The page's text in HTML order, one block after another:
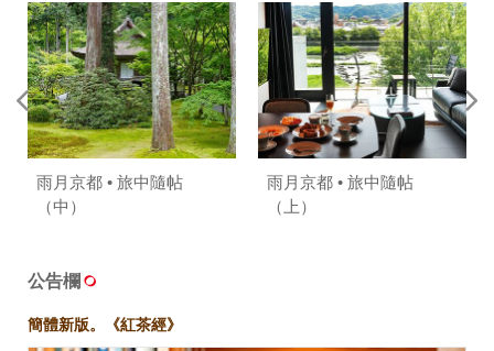
雨月京都 • 旅中隨帖
（中）
雨月京都 • 旅中隨帖
（上）
公告欄
簡體新版。《紅茶經》